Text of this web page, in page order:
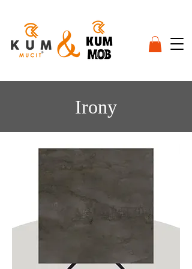
Irony